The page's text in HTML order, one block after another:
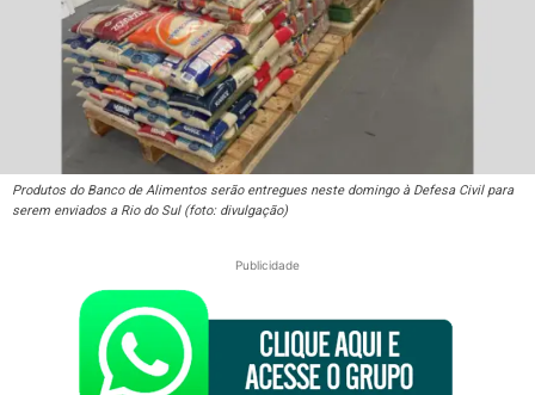
Produtos do Banco de Alimentos serão entregues neste domingo à Defesa Civil para
serem enviados a Rio do Sul (foto: divulgação)
Publicidade